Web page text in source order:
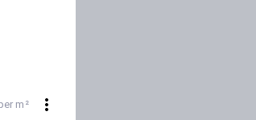
m²